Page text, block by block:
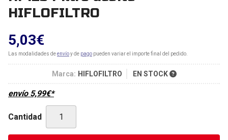
HIFLOFILTRO
5,03€
Las modalidades deenvíoy de pago pueden variar el importe final del pedido.
Marca: HIFLOFILTRO EN STOCK
envío 5,99€*
Cantidad